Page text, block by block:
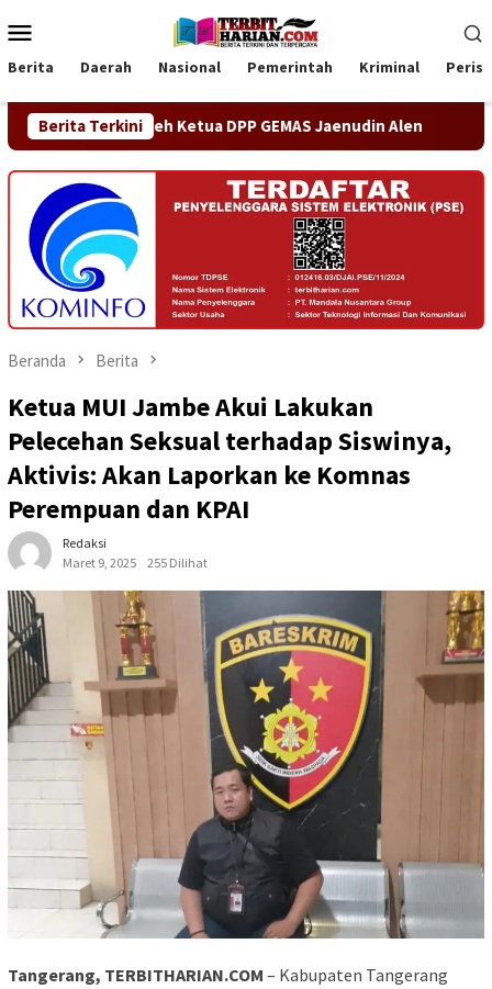
ke
kontenMobile
Berita Daerah Nasional Pemerintah Kriminal
Berita Terkini
oleh Ketua DPP GEMAS Jaenudin Alen OA PHIGMA
Beranda Berita
Ketua MUI Jambe Akui Lakukan
Pelecehan Seksual terhadap Siswinya,
Aktivis: Akan Laporkan ke Komnas
Perempuan dan KPAI
Redaksi
Maret 9, 2025
255 Dilihat
Tangerang, TERBITHARIAN.COM – Kabupaten Tangerang